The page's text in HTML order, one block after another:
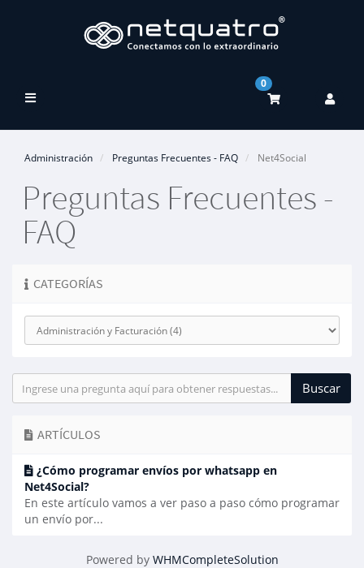
Alternar
0
Administración Preguntas Frecuentes - FAQ Net4Social
Preguntas Frecuentes -
FAQ
CATEGORÍAS
ARTÍCULOS
¿Cómo programar envíos por whatsapp en
Net4Social?
En este artículo vamos a ver paso a paso cómo programar
un envío por...
Powered by WHMCompleteSolution